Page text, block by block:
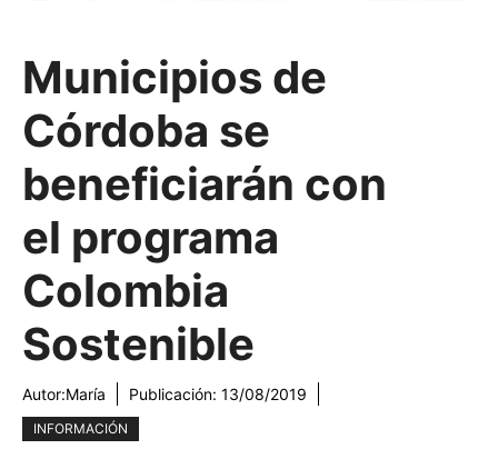
Municipios de
Córdoba se
beneficiarán con
el programa
Colombia
Sostenible
Autor:María Publicación: 13/08/2019
INFORMACIÓN